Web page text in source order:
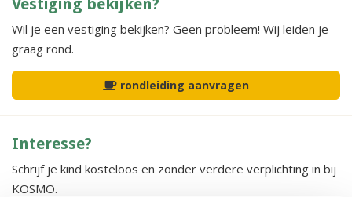
Vestiging bekijken?
Wil je een vestiging bekijken? Geen probleem! Wij leiden je
graag rond.
rondleiding aanvragen
Interesse?
Schrijf je kind kosteloos en zonder verdere verplichting in bij
KOSMO.